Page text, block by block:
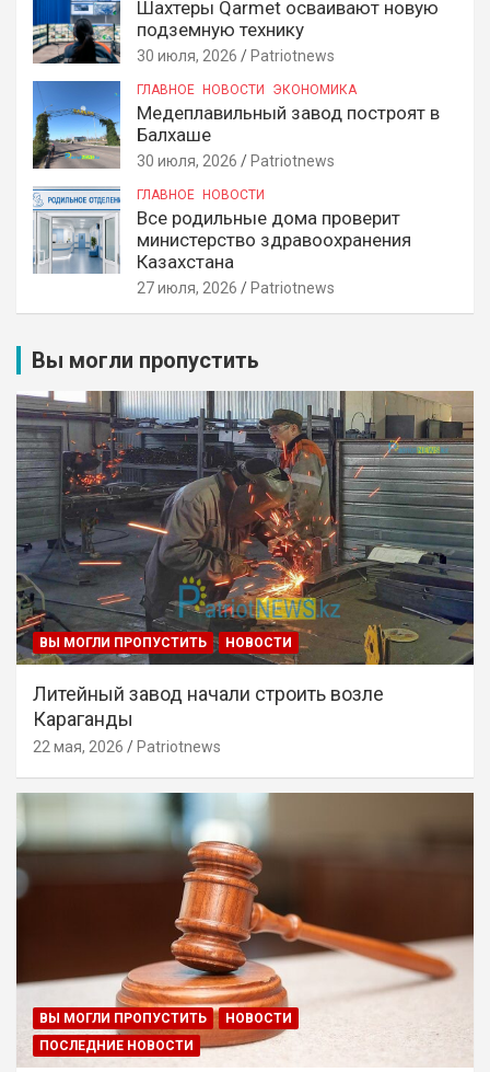
Шахтеры Qarmet осваивают новую
подземную технику
30 июля, 2026 Patriotnews
ГЛАВНОЕ НОВОСТИ ЭКОНОМИКА
Медеплавильный завод построят в
Балхаше
30 июля, 2026 Patriotnews
ГЛАВНОЕ НОВОСТИ
Все родильные дома проверит
министерство здравоохранения
Казахстана
27 июля, 2026 Patriotnews
Вы могли пропустить
ВЫ МОГЛИ ПРОПУСТИТЬ НОВОСТИ
Литейный завод начали строить возле
Караганды
22 мая, 2026 Patriotnews
ВЫ МОГЛИ ПРОПУСТИТЬ
НОВОСТИ
ПОСЛЕДНИЕ НОВОСТИ